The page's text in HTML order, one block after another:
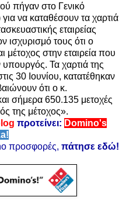
πήγαν στο Γενικό
να καταθέσουν τα χαρτιά
εταιρείας
ισχυρισμό τους ότι ο
στην εταιρεία που
Τα χαρτιά της
30 Ιουνίου, κατατέθηκαν
ότι ο κ.
σήμερα 650.135 μετοχές
της μέτοχος».
προτείνει: Domino's
προσφορές, πάτησε εδώ!